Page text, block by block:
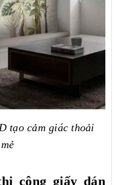
tạo cảm giác thoải
công giấy dán